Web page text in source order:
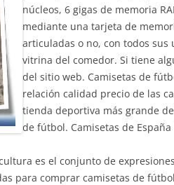
núcleos, 6 gigas de memoria
mediante una tarjeta de
articuladas o no, con todos
vitrina del comedor. Si tiene
del sitio web. Camisetas de
relación calidad precio de las
tienda deportiva más grande
de fútbol. Camisetas de
es el conjunto de
para comprar camisetas de